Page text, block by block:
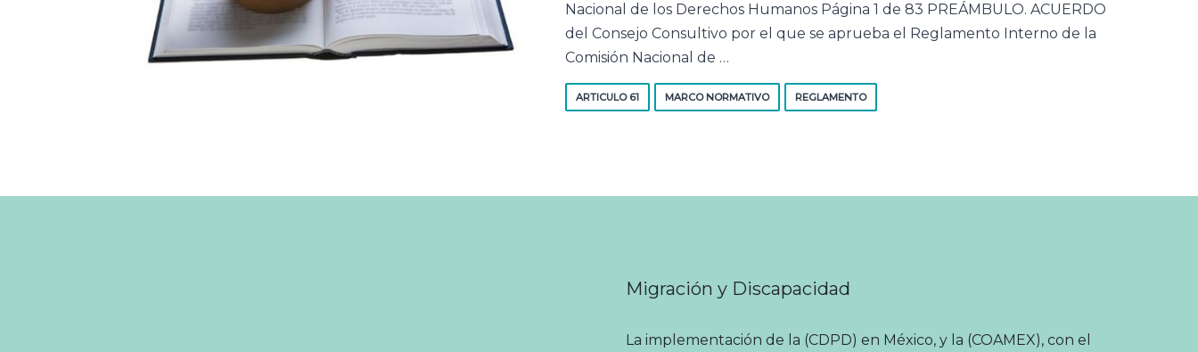
Nacional de los Derechos Humanos Página 1 de 83 PREÁMBULO. ACUERDO
del Consejo Consultivo por el que se aprueba el Reglamento Interno de la
Comisión Nacional de …
ARTICULO 61 MARCO NORMATIVO REGLAMENTO
Migración y Discapacidad
La implementación de la (CDPD) en México, y la (COAMEX), con el